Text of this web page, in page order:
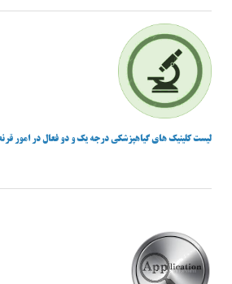
لیست کلینیک های گیاهپزشکی درجه یک و دو فعال در امور